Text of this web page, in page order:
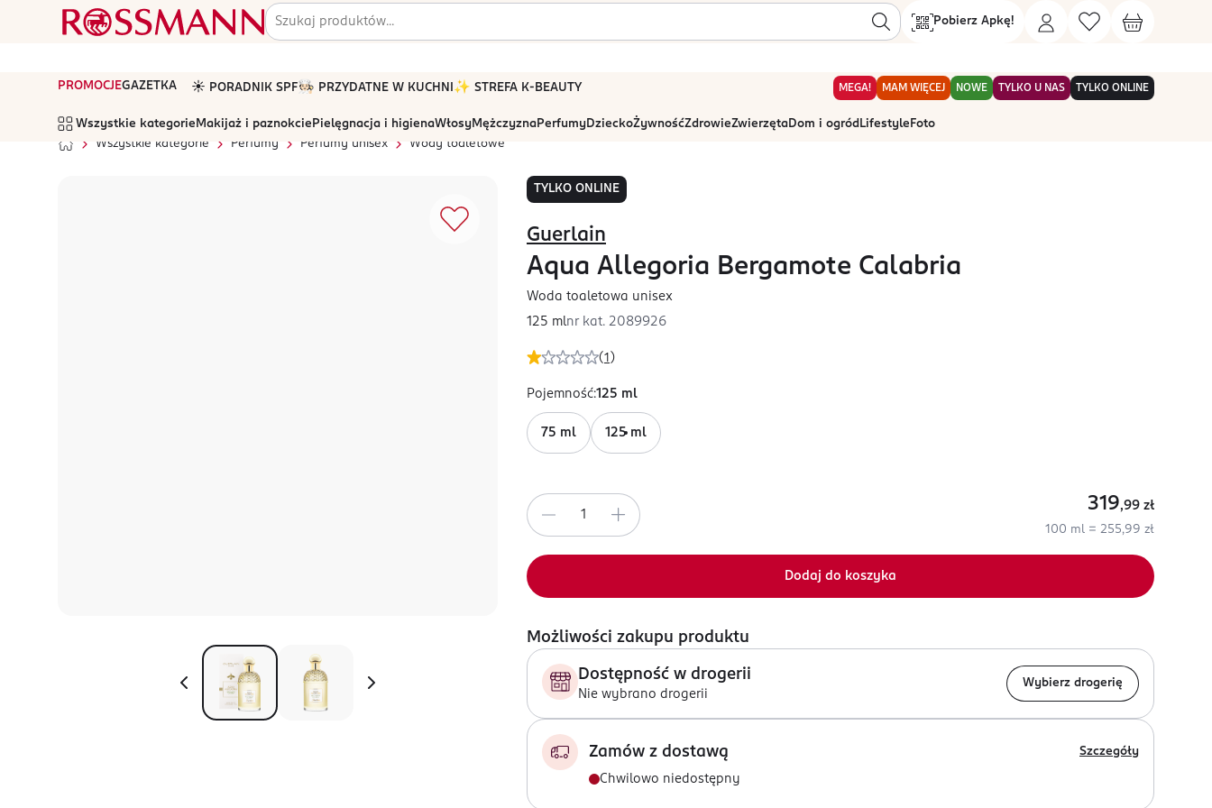
Pobierz Apkę!
PROMOCJEGAZETKA ☀️ PORADNIK SPF🧑🏻‍🍳 PRZYDATNE W KUCHNI ✨ STREFA K-BEAUTY MEGA! MAM WIĘCEJ NOWE TYLKO U NAS TYLKO ONLINE
Wszystkie kategorie Makijaż i paznokcie Pielęgnacja i higienaWłosyMężczyznaPerfumyDzieckoŻywnośćZdrowieZwierzętaDom i ogród Lifestyle Foto
Wszystkie kategorie
Perfumy Perfumy unisex Wody toaletowe
TYLKO ONLINE
(1 )
Guerlain
Aqua Allegoria Bergamote Calabria
Woda toaletowa unisex
125 mlnr kat. 2089926
Pojemność:125 ml
75 ml 125 ml
319,99 zł
100 ml = 255,99 zł
Dodaj do koszyka
Możliwości zakupu produktu
Dostępność w drogerii
Nie wybrano drogerii
Wybierz drogerię
Zamów z dostawą Szczegóły
Chwilowo niedostępny